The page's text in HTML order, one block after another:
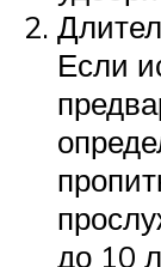
Если
до 10